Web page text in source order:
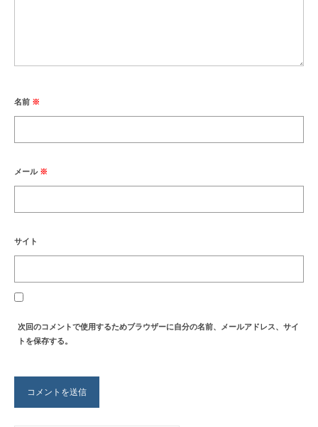
名前 ※
メール ※
サイト
次回のコメントで使用するためブラウザーに自分の名前、メールアドレス、サイ
トを保存する。